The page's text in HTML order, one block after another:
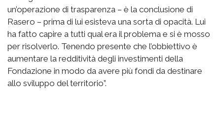
un’operazione di trasparenza – è la conclusione di
Rasero – prima di lui esisteva una sorta di opacità. Lui
ha fatto capire a tutti qual era il problema e si è mosso
per risolverlo. Tenendo presente che l’obbiettivo è
aumentare la redditività degli investimenti della
Fondazione in modo da avere più fondi da destinare
allo sviluppo del territorio”.